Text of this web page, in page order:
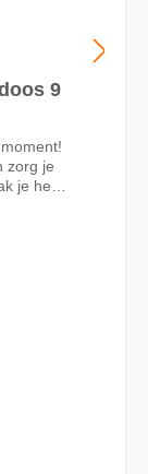
9
zorg je
je het